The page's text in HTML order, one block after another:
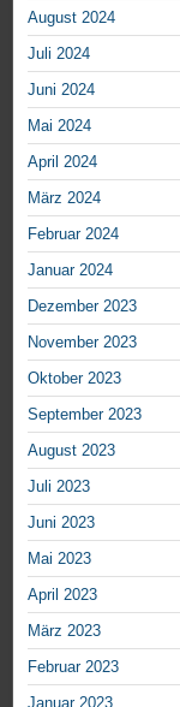
August 2024
Juli 2024
Juni 2024
Mai 2024
April 2024
März 2024
Februar 2024
Januar 2024
Dezember 2023
November 2023
Oktober 2023
September 2023
August 2023
Juli 2023
Juni 2023
Mai 2023
April 2023
März 2023
Februar 2023
Januar 2023